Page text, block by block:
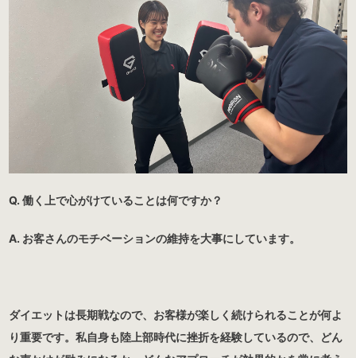
Q. 働く上で心がけていることは何ですか？
A. お客さんのモチベーションの維持を大事にしています。
ダイエットは長期戦なので、お客様が楽しく続けられることが何よ
り重要です。私自身も陸上部時代に挫折を経験しているので、どん